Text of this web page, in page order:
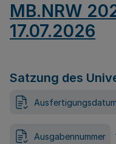
MB.NRW
17.07.2026
Satzung des
Ausfertigungsdatum
Ausgabennummer